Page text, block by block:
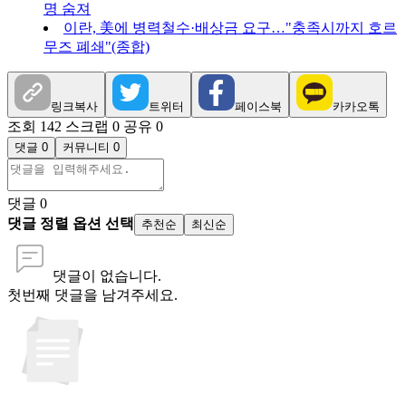
명 숨져
이란, 美에 병력철수·배상금 요구…"충족시까지 호르
무즈 폐쇄"(종합)
링크복사 트위터 페이스북 카카오톡
조회 142 스크랩 0 공유 0
댓글 0 커뮤니티 0
댓글 0
댓글 정렬 옵션 선택
추천순 최신순
댓글이 없습니다.
첫번째 댓글을 남겨주세요.